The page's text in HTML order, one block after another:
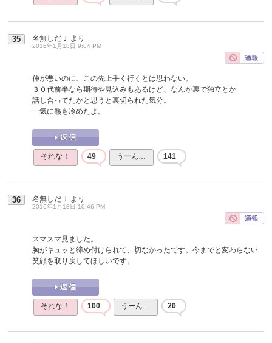
35 名無しだＪ より
2016年1月18日 9:04 PM
仲が悪いのに、この先上手く行くとは思わない。
３０代前半なら期待や見込みもあるけど、なんか裏で独立とか
話し合ってたかと思うと裏切られた気分。
一気に熱も冷めたよ。
それな！ 49 うーん… 141
36 名無しだＪ より
2016年1月18日 10:46 PM
スマスマ見ました。
胸がキュッと締め付けられて、切なかったです。今までと変わらない
笑顔を取り戻してほしいです。
それな！ 100 うーん… 20